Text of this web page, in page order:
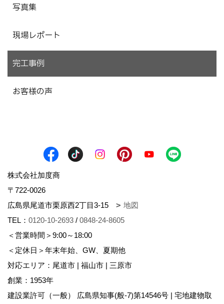
写真集
現場レポート
完工事例
お客様の声
株式会社加度商
〒722-0026
広島県尾道市栗原西2丁目3-15
地図
TEL： 0120-10-2693 / 0848-24-8605
＜営業時間＞9:00～18:00
＜定休日＞年末年始、GW、夏期他
対応エリア：尾道市 | 福山市 | 三原市
創業：1953年
建設業許可（一般） 広島県知事(般-7)第14546号 | 宅地建物取